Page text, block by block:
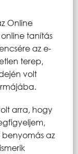
Online
tanítás
az e-
terep,
volt
arra, hogy
benyomás az